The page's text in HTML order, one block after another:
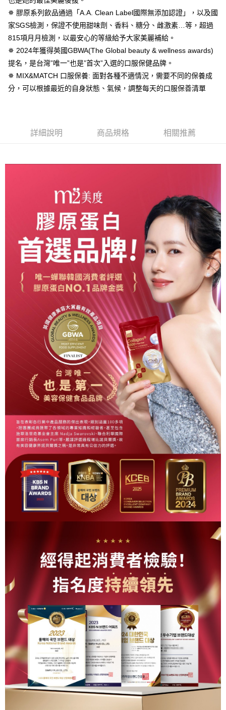
1.分期款項不併入電信帳單，「大哥付你分期」於每月結算日後寄送繳費提
醒簡訊。
2.透過簡訊連結打開帳單後，可選擇「超商條碼／台灣大直營門市／銀行轉
帳／街口支付／iPASS MONEY」等通路繳費。
【注意事項】
1.本服務係由「台灣大哥大股份有限公司」（以下簡稱本公司）所提供，讓
用戶於交易時，得透過本服務購買商品或服務，並由商店將買賣／分期付款
買賣價金債權讓與本公司後，依約使用本公司帳單繳交帳款。
2.基於同意付款使用「大哥付你分期」之契約關係目的，商店將以您的個人
【「AFTEE先享後付」結帳流程】
１．於結帳方式選擇「AFTEE先享後付」後，將跳轉至「AFTEE先享後付」
結帳頁面，進行簡訊認證並確認金額後，即可完成結帳。
２．訂單成立數日內，您將收到繳費通知簡訊。
３．收到繳費通知簡訊後14天內，點擊此簡訊中的連結，可透過四大超商／
ATM／網路銀行／等多元方式進行付款，方視為交易完成。
※ 請注意：結帳手續完成當下不需立刻繳費，但若您需要取消訂單，請聯絡
購買商品的店家。未經商家同意取消之訂單仍視為有效，需透過AFTEE先享
後付繳納相關費用。
【注意事項】
「AFTEE先享後付」，若未經同意申辦者引起之損失，本公司不負相關責
４．使用「AFTEE先享後付」時，將依據個別帳號之用戶狀況，依本公司即
時審查核予不同之上限額度；若仍有額度不足之情形，本公司將視審查結果
請求用戶進行身份認證。
５．嚴禁一人註冊多個帳號或使用他人資訊註冊。若發現惡意使用之情形，
恩沛科技股份有限公司將有權停止該用戶之使用額度並採取法律行動。
每筆NT$100，滿NT$600(含以上)免運費
付款後全家取貨
每筆NT$100，滿NT$600(含以上)免運費
萊爾富取貨付款
每筆NT$100，滿NT$600(含以上)免運費
7-11取貨付款
每筆NT$100，滿NT$600(含以上)免運費
宅配(離島)
每筆NT$100，滿NT$600(含以上)免運費
海外配送 查看運費
海外配送(澳門) 查看運費
海外配送(馬來西亞) 查看運費
海外配送(澳大利亞) 查看運費
✵ 膠原系列飲品通過「A.A. Clean Label國際無添加認證」，以及國
家SGS檢測，保證不使用甜味劑、香料、糖分、雌激素…等，超過
815項月月檢測，以最安心的等級給予大家美麗補給。
✵ 2024年獲得英國GBWA(The Global beauty & wellness awards)
提名，是台灣”唯一”也是”首次”入選的口服保健品牌。
✵ MIX&MATCH 口服保養: 面對各種不適情況，需要不同的保養成
分，可以根據最近的自身狀態、氣候，調整每天的口服保善清單
詳細說明 商品規格 相關推薦